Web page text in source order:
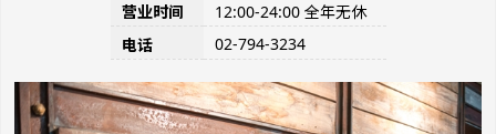
营业时间
12:00-24:00 全年无休
电话
02-794-3234